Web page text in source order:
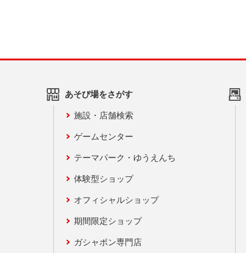
あそび場をさがす
施設・店舗検索
ゲームセンター
テーマパーク・ゆうえんち
体験型ショップ
オフィシャルショップ
期間限定ショップ
ガシャポン専門店